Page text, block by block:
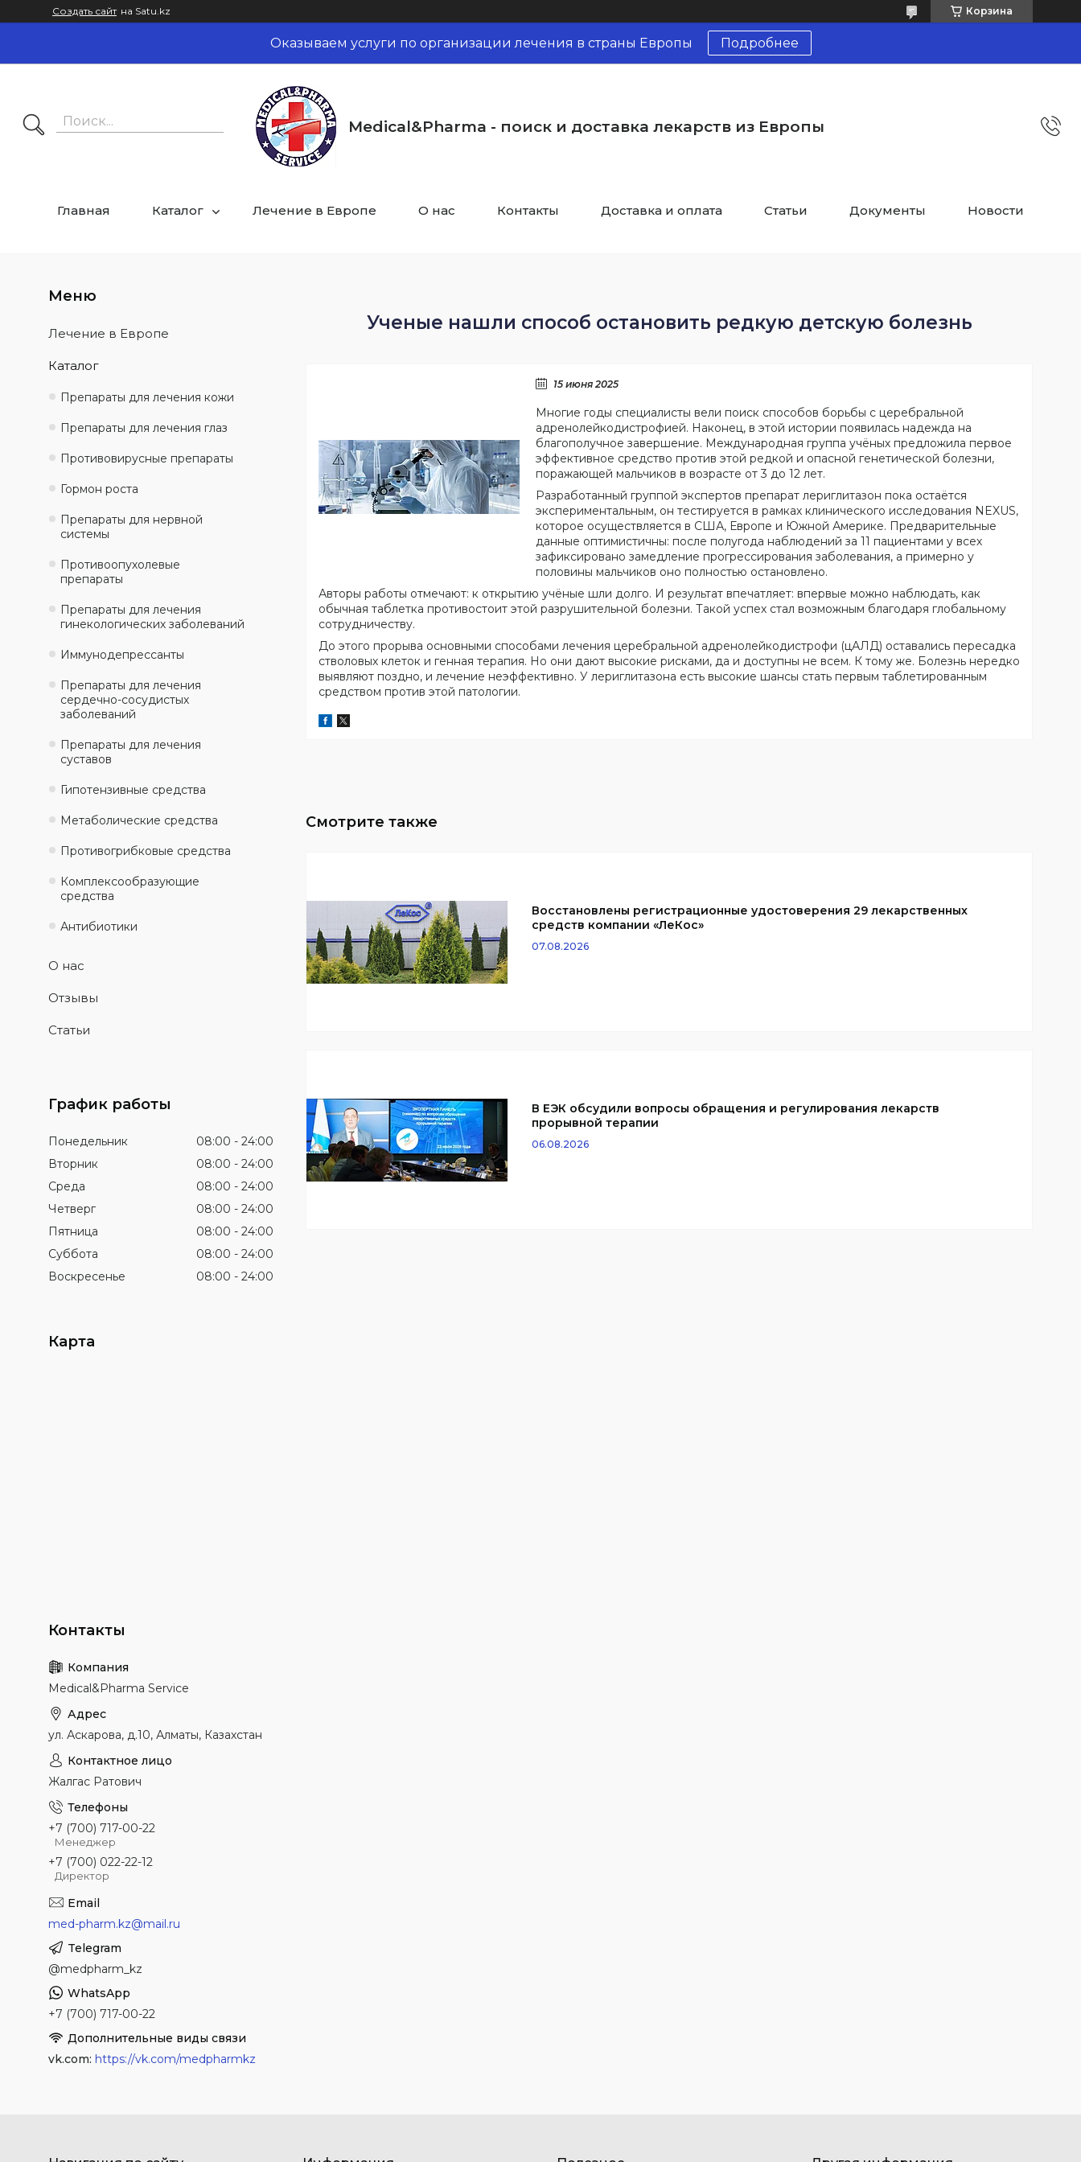
Создать сайт на Satu.kz Корзина
Оказываем услуги по организации лечения в страны Европы Подробнее
Medical&Pharma - поиск и доставка лекарств из Европы
Главная Каталог Лечение в Европе О нас Контакты Доставка и оплата Статьи Документы Новости
Ученые нашли способ остановить редкую детскую болезнь
15 июня 2025
Многие годы специалисты вели поиск способов борьбы с церебральной
адренолейкодистрофией. Наконец, в этой истории появилась надежда на
благополучное завершение. Международная группа учёных предложила первое
эффективное средство против этой редкой и опасной генетической болезни,
поражающей мальчиков в возрасте от 3 до 12 лет.
Разработанный группой экспертов препарат лериглитазон пока остаётся
экспериментальным, он тестируется в рамках клинического исследования NEXUS,
которое осуществляется в США, Европе и Южной Америке. Предварительные
данные оптимистичны: после полугода наблюдений за 11 пациентами у всех
зафиксировано замедление прогрессирования заболевания, а примерно у
половины мальчиков оно полностью остановлено.
Авторы работы отмечают: к открытию учёные шли долго. И результат впечатляет: впервые можно наблюдать, как
обычная таблетка противостоит этой разрушительной болезни. Такой успех стал возможным благодаря глобальному
сотрудничеству.
До этого прорыва основными способами лечения церебральной адренолейкодистрофи (цАЛД) оставались пересадка
стволовых клеток и генная терапия. Но они дают высокие рисками, да и доступны не всем. К тому же. Болезнь нередко
выявляют поздно, и лечение неэффективно. У лериглитазона есть высокие шансы стать первым таблетированным
средством против этой патологии.
Восстановлены регистрационные удостоверения 29 лекарственных
средств компании «ЛеКос»
07.08.2026
В ЕЭК обсудили вопросы обращения и регулирования лекарств
прорывной терапии
06.08.2026
Лечение в Европе
Каталог
Препараты для лечения кожи
Препараты для лечения глаз
Противовирусные препараты
Гормон роста
Препараты для нервной
системы
Противоопухолевые
препараты
Препараты для лечения
гинекологических заболеваний
Иммунодепрессанты
Препараты для лечения
сердечно-сосудистых
заболеваний
Препараты для лечения
суставов
Гипотензивные средства
Метаболические средства
Противогрибковые средства
Комплексообразующие
средства
Антибиотики
О нас
Отзывы
Статьи
График работы
Понедельник 08:00
24:00
Вторник
08:00
24:00
Среда
08:00
24:00
Четверг
08:00
24:00
Пятница
08:00
24:00
Суббота
08:00
24:00
Воскресенье
08:00 24:00
Карта
Medical&Pharma Service
ул. Аскарова, д.10, Алматы, Казахстан
Жалгас Ратович
+7 (700) 717-00-22
Менеджер
+7 (700) 022-22-12
Директор
med-pharm.kz@mail.ru
@medpharm_kz
+7 (700) 717-00-22
vk.com https://vk.com/medpharmkz